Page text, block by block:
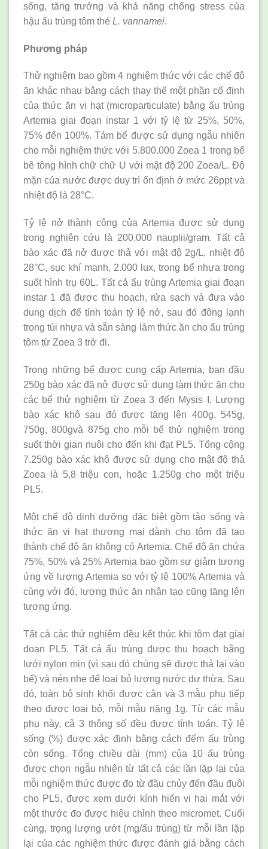
sống, tăng trưởng và khả năng chống stress của
hậu ấu trùng tôm thẻ L. vannamei.
Phương pháp
Thử nghiệm bao gồm 4 nghiệm thức với các chế độ
ăn khác nhau bằng cách thay thế một phần cố định
của thức ăn vi hạt (microparticulate) bằng ấu trùng
Artemia giai đoạn instar 1 với tỷ lệ từ 25%, 50%,
75% đến 100%. Tám bể được sử dụng ngẫu nhiên
cho mỗi nghiệm thức với 5.800.000 Zoea 1 trong bể
bê tông hình chữ chữ U với mật độ 200 Zoea/L. Độ
mặn của nước được duy trì ổn định ở mức 26ppt và
nhiệt độ là 28°C.
Tỷ lệ nở thành công của Artemia được sử dụng
trong nghiên cứu là 200.000 nauplii/gram. Tất cả
bào xác đã nở được thả với mật độ 2g/L, nhiệt độ
28°C, sục khí mạnh, 2.000 lux, trong bể nhựa trong
suốt hình trụ 60L. Tất cả ấu trùng Artemia giai đoạn
instar 1 đã được thu hoạch, rửa sạch và đưa vào
dung dịch để tính toán tỷ lệ nở, sau đó đông lạnh
trong túi nhựa và sẵn sàng làm thức ăn cho ấu trùng
tôm từ Zoea 3 trở đi.
Trong những bể được cung cấp Artemia, ban đầu
250g bào xác đã nở được sử dụng làm thức ăn cho
các bể thử nghiệm từ Zoea 3 đến Mysis I. Lượng
bào xác khô sau đó được tăng lên 400g, 545g,
750g, 800gvà 875g cho mỗi bể thử nghiệm trong
suốt thời gian nuôi cho đến khi đạt PL5. Tổng cộng
7.250g bào xác khô được sử dụng cho mật độ thả
Zoea là 5,8 triệu con, hoặc 1.250g cho một triệu
PL5.
Một chế độ dinh dưỡng đặc biệt gồm tảo sống và
thức ăn vi hạt thương mại dành cho tôm đã tạo
thành chế độ ăn không có Artemia. Chế độ ăn chứa
75%, 50% và 25% Artemia bao gồm sự giảm tương
ứng về lượng Artemia so với tỷ lệ 100% Artemia và
cùng với đó, lượng thức ăn nhân tạo cũng tăng lên
tương ứng.
Tất cả các thử nghiệm đều kết thúc khi tôm đạt giai
đoạn PL5. Tất cả ấu trùng được thu hoạch bằng
lưới nylon mịn (vì sau đó chúng sẽ được thả lại vào
bể) và nén nhẹ để loại bỏ lượng nước dư thừa. Sau
đó, toàn bộ sinh khối được cân và 3 mẫu phụ tiếp
theo được loại bỏ, mỗi mẫu nặng 1g. Từ các mẫu
phụ này, cả 3 thông số đều được tính toán. Tỷ lệ
sống (%) được xác định bằng cách đếm ấu trùng
còn sống. Tổng chiều dài (mm) của 10 ấu trùng
được chọn ngẫu nhiên từ tất cả các lần lặp lại của
mỗi nghiệm thức được đo từ đầu chủy đến đầu đuôi
cho PL5, được xem dưới kính hiển vi hai mắt với
một thước đo được hiệu chỉnh theo micromet. Cuối
cùng, trọng lượng ướt (mg/ấu trùng) từ mỗi lần lặp
lại của các nghiệm thức được đánh giá bằng cách